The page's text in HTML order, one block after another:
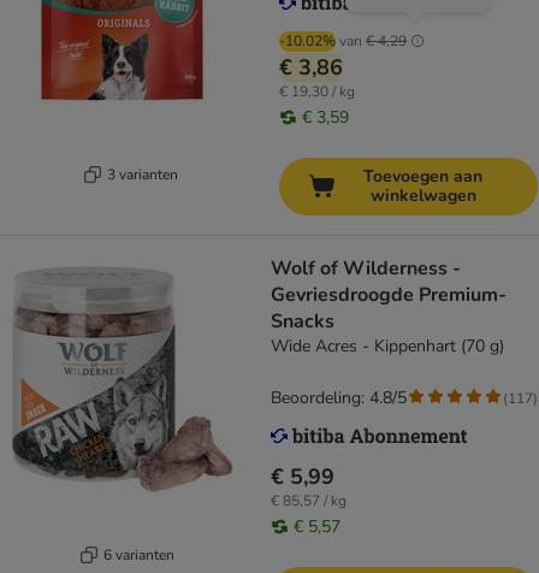
3 varianten
-10.02%van € 4,29
€ 3,86
€ 19,30 / kg
€ 3,59
Toevoegen aan
winkelwagen
6 varianten
Wolf of Wilderness -
Gevriesdroogde Premium-
Snacks
Wide Acres - Kippenhart (70 g)
€ 5,99
€ 85,57 / kg
€ 5,57
Beoordeling: 4.8/5 (117)